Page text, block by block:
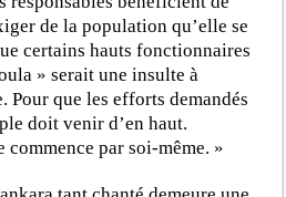
de la population qu’elle se
certains hauts fonctionnaires
» serait une insulte à
que les efforts demandés
doit venir d’en haut.
commence par soi-même. »